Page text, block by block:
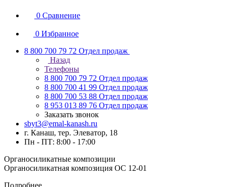
0 Сравнение
0 Избранное
8 800 700 79 72 Отдел продаж
Назад
Телефоны
8 800 700 79 72 Отдел продаж
8 800 700 41 99 Отдел продаж
8 800 700 53 88 Отдел продаж
8 953 013 89 76 Отдел продаж
Заказать звонок
sbyt3@emal-kanash.ru
г. Канаш, тер. Элеватор, 18
Пн - ПТ: 8:00 - 17:00
Органосиликатные композиции
Органосиликатная композиция ОС 12-01
Подробнее